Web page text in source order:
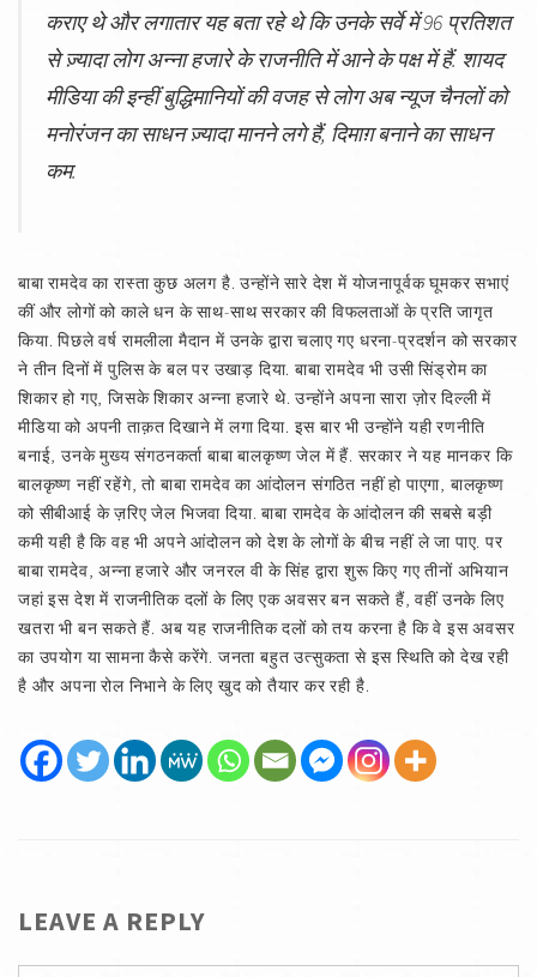
कराए थे और लगातार यह बता रहे थे कि उनके सर्वे में 96 प्रतिशत
से ज़्यादा लोग अन्ना हजारे के राजनीति में आने के पक्ष में हैं. शायद
मीडिया की इन्हीं बुद्धिमानियों की वजह से लोग अब न्यूज चैनलों को
मनोरंजन का साधन ज़्यादा मानने लगे हैं, दिमाग़ बनाने का साधन
कम.
बाबा रामदेव का रास्ता कुछ अलग है. उन्होंने सारे देश में योजनापूर्वक घूमकर सभाएं
कीं और लोगों को काले धन के साथ-साथ सरकार की विफलताओं के प्रति जागृत
किया. पिछले वर्ष रामलीला मैदान में उनके द्वारा चलाए गए धरना-प्रदर्शन को सरकार
ने तीन दिनों में पुलिस के बल पर उखाड़ दिया. बाबा रामदेव भी उसी सिंड्रोम का
शिकार हो गए, जिसके शिकार अन्ना हजारे थे. उन्होंने अपना सारा ज़ोर दिल्ली में
मीडिया को अपनी ताक़त दिखाने में लगा दिया. इस बार भी उन्होंने यही रणनीति
बनाई, उनके मुख्य संगठनकर्ता बाबा बालकृष्ण जेल में हैं. सरकार ने यह मानकर कि
बालकृष्ण नहीं रहेंगे, तो बाबा रामदेव का आंदोलन संगठित नहीं हो पाएगा, बालकृष्ण
को सीबीआई के ज़रिए जेल भिजवा दिया. बाबा रामदेव के आंदोलन की सबसे बड़ी
कमी यही है कि वह भी अपने आंदोलन को देश के लोगों के बीच नहीं ले जा पाए. पर
बाबा रामदेव, अन्ना हजारे और जनरल वी के सिंह द्वारा शुरू किए गए तीनों अभियान
जहां इस देश में राजनीतिक दलों के लिए एक अवसर बन सकते हैं, वहीं उनके लिए
खतरा भी बन सकते हैं. अब यह राजनीतिक दलों को तय करना है कि वे इस अवसर
का उपयोग या सामना कैसे करेंगे. जनता बहुत उत्सुकता से इस स्थिति को देख रही
है और अपना रोल निभाने के लिए खुद को तैयार कर रही है.
LEAVE A REPLY